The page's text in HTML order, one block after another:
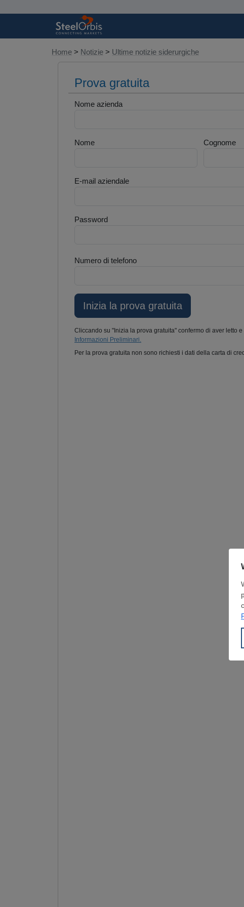
Home > Notizie > Ultime notizie siderurgiche
Prova gratuita
Nome azienda
Nome Cognome
E-mail aziendale
Password
Numero di telefono
Cliccando su "Inizia la prova gratuita" confermo di aver letto e
Informazioni Preliminari.
Per la prova gratuita non sono richiesti i dati della carta di